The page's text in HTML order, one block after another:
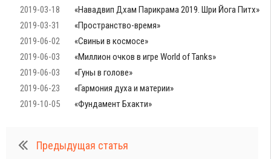
2019-03-18
«Навадвип Дхам Парикрама 2019. Шри Йога Питх»
2019-03-31
«Пространство-время»
2019-06-02
«Свиньи в космосе»
2019-06-03
«Миллион очков в игре World of Tanks»
2019-06-03
«Гуны в голове»
2019-06-23
«Гармония духа и материи»
2019-10-05
«Фундамент Бхакти»
Предыдущая статья